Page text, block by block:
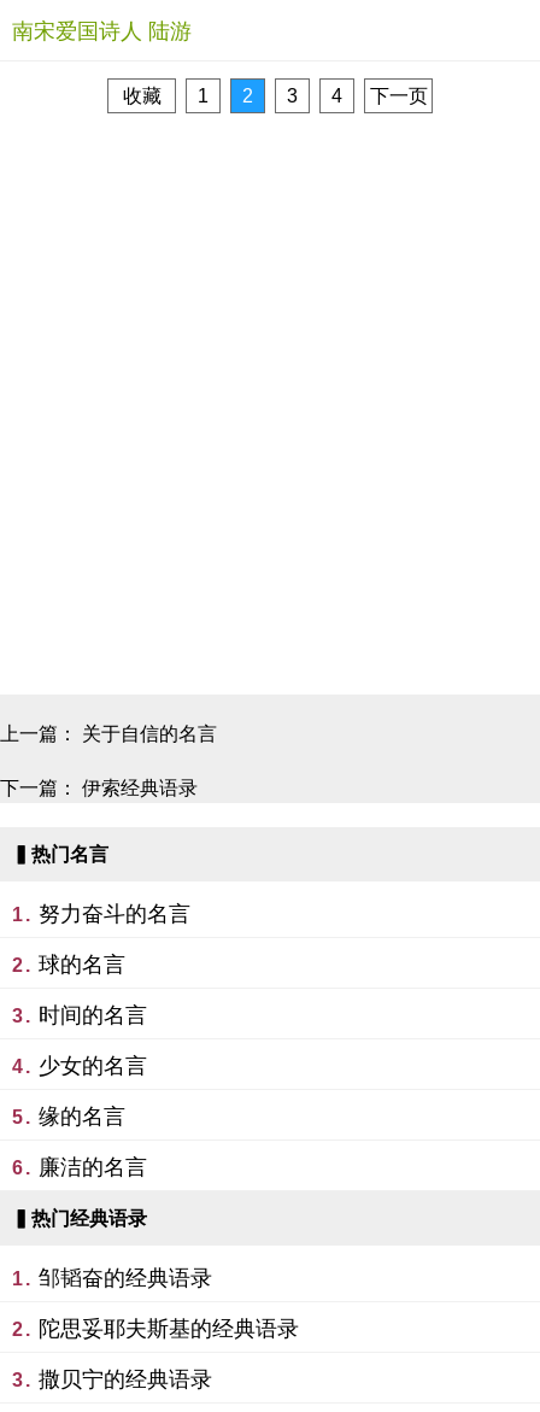
南宋爱国诗人 陆游
收藏 1 2 3 4 下一页
上一篇： 关于自信的名言
下一篇： 伊索经典语录
▍热门名言
1. 努力奋斗的名言
2. 球的名言
3. 时间的名言
4. 少女的名言
5. 缘的名言
6. 廉洁的名言
▍热门经典语录
1. 邹韬奋的经典语录
2. 陀思妥耶夫斯基的经典语录
3. 撒贝宁的经典语录